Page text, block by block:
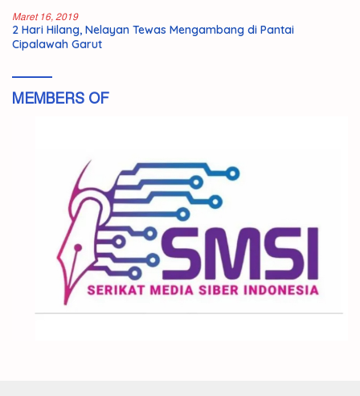
Maret 16, 2019
2 Hari Hilang, Nelayan Tewas Mengambang di Pantai
Cipalawah Garut
MEMBERS OF